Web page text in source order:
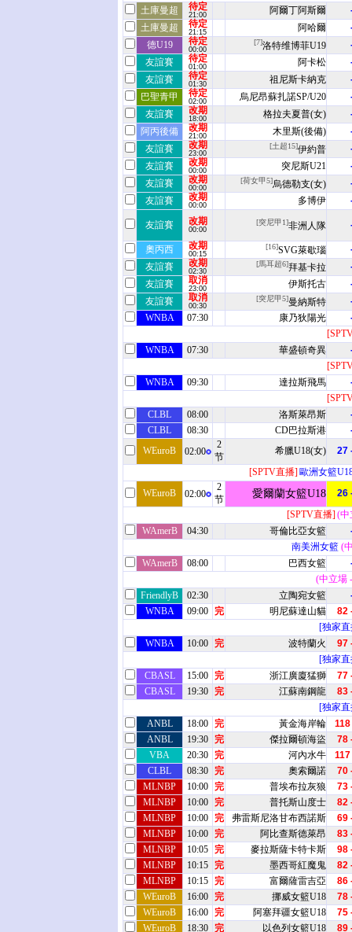
土庫曼超
待定
21:00 阿爾丁阿斯爾
土庫曼超
待定
21:15 阿哈爾
德U19
待定
00:00
[7]洛特维博菲U19
友誼賽
待定
01:00 阿卡松
友誼賽
待定
01:30 祖尼斯卡納克
巴聖青甲
待定
02:00 烏尼昂蘇扎諾SP/U20
友誼賽
改期
18:00 格拉夫夏普(女)
阿丙後備
改期
21:00 木里斯(後備)
友誼賽
改期
23:00
[土超15]伊約普
友誼賽
改期
00:00 突尼斯U21
友誼賽
改期
00:00
[荷女甲5]烏德勒支(女)
友誼賽
改期
00:00 多博伊
友誼賽 改期
00:00
[突尼甲1]非洲人隊
奧丙西 改期
00:15
[16]SVG萊歇瑙
友誼賽
改期
02:30
[馬耳超6]拜基卡拉
友誼賽
取消
23:00 伊斯托古
友誼賽
取消
00:30
[突尼甲5]曼納斯特
WNBA
07:30 康乃狄陽光
WNBA
07:30 華盛頓奇異
WNBA
09:30 達拉斯飛馬
CLBL
08:00 洛斯萊昂斯
CLBL
08:30 CD巴拉斯港
WEuroB
02:00
2
节
希臘U18(女)
27
[SPTV直播] 歐洲女籃
WEuroB
02:00
2
节
愛爾蘭女籃U18
26
[SPTV直播] (中
WAmerB
04:30 哥倫比亞女籃
南美洲女籃(
WAmerB
08:00 巴西女籃
(中立場
FriendlyB
02:30 立陶宛女籃
WNBA
09:00 完 明尼蘇達山貓
82
[独家
WNBA
10:00 完 波特蘭火
97
[独家
CBASL
15:00 完 浙江廣廈猛獅
77
CBASL
19:30 完 江蘇南鋼龍
83
[独家
ANBL
18:00 完 黃金海岸輪
ANBL
19:30 完 傑拉爾頓海盜
78
VBA
20:30 完 河內水牛
CLBL
08:30 完 奧索爾諾
70
MLNBP
10:00 完 普埃布拉灰狼
73
MLNBP
10:00 完 普托斯山度士
82
MLNBP
10:00 完 弗雷斯尼洛甘布西諾斯
69
MLNBP
10:00 完 阿比查斯德萊昂
83
MLNBP
10:05 完 麥拉斯薩卡特卡斯
98
MLNBP
10:15 完 墨西哥紅魔鬼
82
MLNBP
10:15 完 富爾薩雷吉亞
86
WEuroB
16:00 完 挪威女籃U18
78
WEuroB
16:00 完 阿塞拜疆女籃U18
75
WEuroB
18:30 完 以色列女籃U18 89